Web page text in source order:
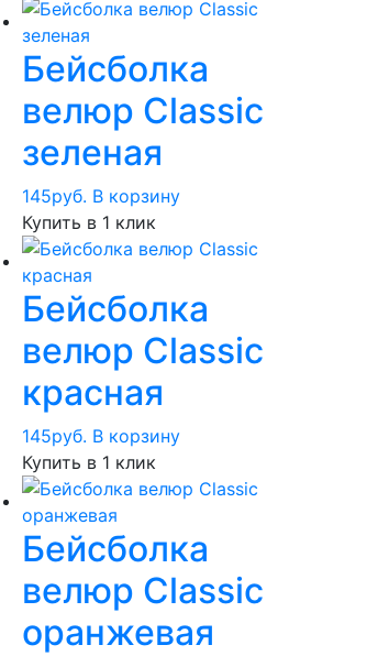
Бейсболка
велюр Classic
зеленая
145руб. В корзину
Купить в 1 клик
Бейсболка
велюр Classic
красная
145руб. В корзину
Купить в 1 клик
Бейсболка
велюр Classic
оранжевая